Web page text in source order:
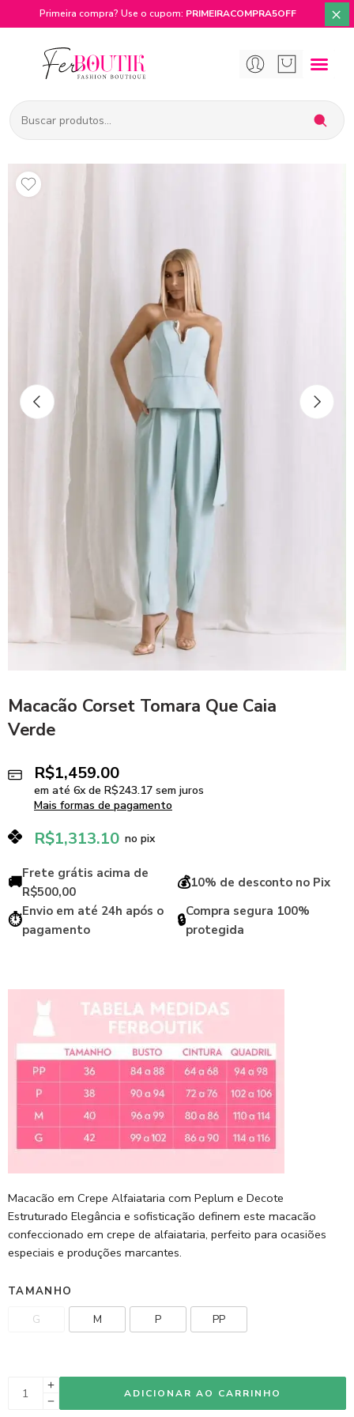
Primeira compra? Use o cupom: PRIMEIRACOMPRA5OFF ×
Macacão Corset Tomara Que Caia
Verde
R$1,459.00
em até 6x de R$243.17 sem juros
Mais formas de pagamento
R$1,313.10 no pix
🚚Frete grátis acima de
R$500,00
💰10% de desconto no Pix
⏱️Envio em até 24h após o
pagamento
🔒Compra segura 100%
protegida
Macacão em Crepe Alfaiataria com Peplum e Decote
Estruturado Elegância e sofisticação definem este macacão
confeccionado em crepe de alfaiataria, perfeito para ocasiões
especiais e produções marcantes.
TAMANHO
G M P PP
ADICIONAR AO CARRINHO